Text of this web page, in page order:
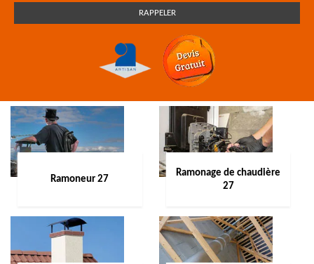
Ramoneur 27
Ramonage de chaudière
27